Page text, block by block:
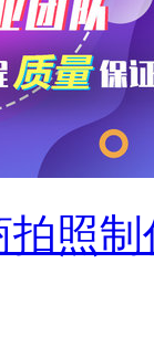
照